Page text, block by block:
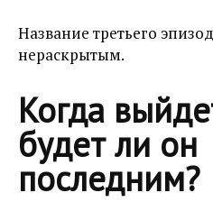
Название третьего
нераскрытым.
Когда
будет ли он
последним?